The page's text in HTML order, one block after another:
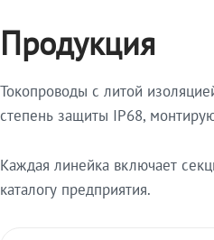
Продукция
Токопроводы с литой
степень защиты IP68,
Каждая линейка включает
каталогу предприятия.